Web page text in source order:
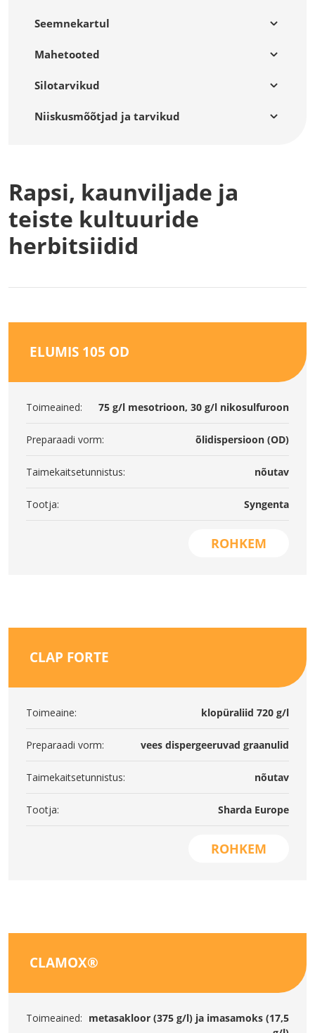
Seemnekartul
Mahetooted
Silotarvikud
Niiskusmõõtjad ja tarvikud
Rapsi, kaunviljade ja
teiste kultuuride
herbitsiidid
ELUMIS 105 OD
Toimeained: 75 g/l mesotrioon, 30 g/l nikosulfuroon
Preparaadi vorm: õlidispersioon (OD)
Taimekaitsetunnistus: nõutav
Tootja: Syngenta
ROHKEM
CLAP FORTE
Toimeaine: klopüraliid 720 g/l
Preparaadi vorm: vees dispergeeruvad graanulid
Taimekaitsetunnistus: nõutav
Tootja: Sharda Europe
ROHKEM
CLAMOX®
Toimeained: metasakloor (375 g/l) ja imasamoks (17,5